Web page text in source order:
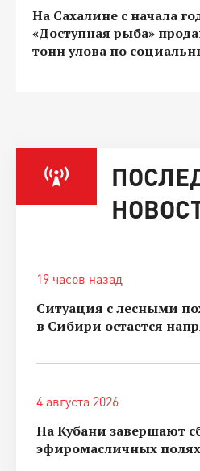
На Сахалине с начала
«Доступная рыба»
тонн улова по
19 часов назад
Ситуация с лесными
в Сибири остается
4 августа 2026
На Кубани завершают
эфиромасличных полях